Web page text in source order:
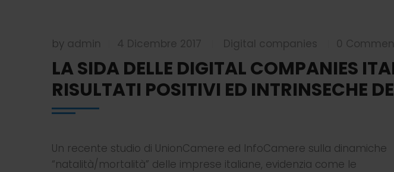
by admin 4 Dicembre 2017 Digital companies 0
LA SIDA DELLE DIGITAL COMPANIES
RISULTATI POSITIVI ED INTRINSECHE
Un recente studio di UnionCamere ed InfoCamere sulla dinamiche
“natalità/mortalità” delle imprese italiane, evidenzia come le